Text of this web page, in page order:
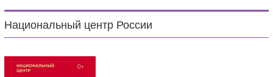
Национальный центр России